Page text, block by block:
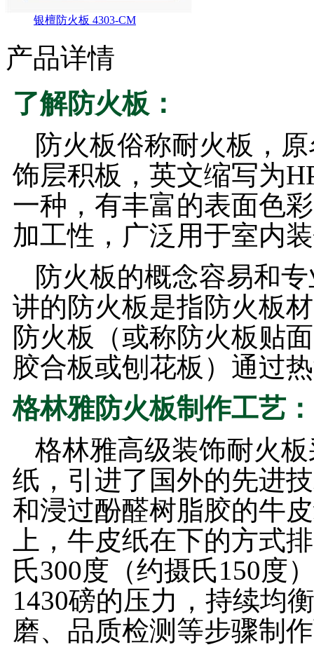
银檀防火板 4303-CM
产品详情
了解防火板：
防火板俗称耐火板，
饰层积板，英文缩写为
一种，有丰富的表面色
加工性，广泛用于室内
防火板的概念容易和
讲的防火板是指防火板
防火板（或称防火板贴
胶合板或刨花板）通过
格林雅防火板制作工艺：
格林雅高级装饰耐火
纸，引进了国外的先进
和浸过酚醛树脂胶的牛
上，牛皮纸在下的方式
氏300度（约摄氏150度
1430磅的压力，持续均
磨、品质检测等步骤制